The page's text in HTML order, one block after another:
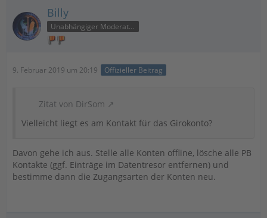
Billy
Unabhängiger Moderator
9. Februar 2019 um 20:19 Offizieller Beitrag
Zitat von DirSom
Vielleicht liegt es am Kontakt für das Girokonto?
Davon gehe ich aus. Stelle alle Konten offline, lösche alle PB
Kontakte (ggf. Einträge im Datentresor entfernen) und
bestimme dann die Zugangsarten der Konten neu.